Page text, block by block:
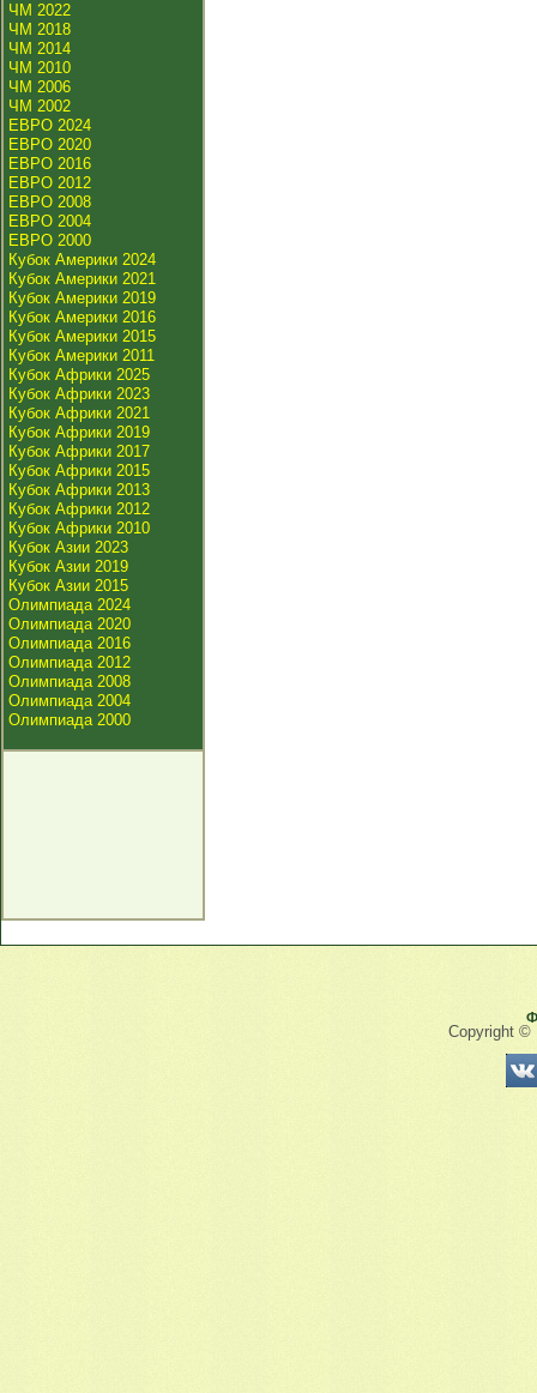
ЧМ 2022
ЧМ 2018
ЧМ 2014
ЧМ 2010
ЧМ 2006
ЧМ 2002
ЕВРО 2024
ЕВРО 2020
ЕВРО 2016
ЕВРО 2012
ЕВРО 2008
ЕВРО 2004
ЕВРО 2000
Кубок Америки 2024
Кубок Америки 2021
Кубок Америки 2019
Кубок Америки 2016
Кубок Америки 2015
Кубок Америки 2011
Кубок Африки 2025
Кубок Африки 2023
Кубок Африки 2021
Кубок Африки 2019
Кубок Африки 2017
Кубок Африки 2015
Кубок Африки 2013
Кубок Африки 2012
Кубок Африки 2010
Кубок Азии 2023
Кубок Азии 2019
Кубок Азии 2015
Олимпиада 2024
Олимпиада 2020
Олимпиада 2016
Олимпиада 2012
Олимпиада 2008
Олимпиада 2004
Олимпиада 2000
Copyright ©